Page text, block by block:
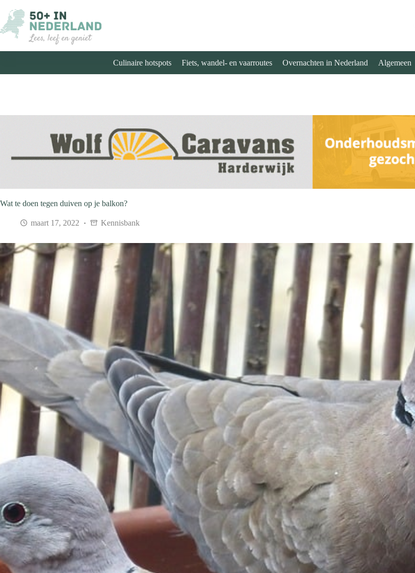
naar
de
inhoud
Culinaire hotspots Fiets, wandel- en vaarroutes Overnachten in Nederland Algemeen
Wat te doen tegen duiven op je balkon?
maart 17, 2022 Kennisbank